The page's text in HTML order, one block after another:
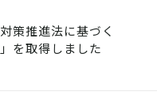
策推進法に基づく
を取得しました